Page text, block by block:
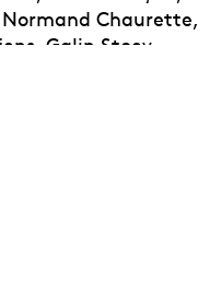
Normand
Galin Stoev.